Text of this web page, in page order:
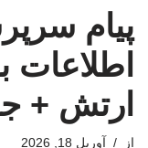
پیام
اطلاعات
ارتش +
از آوریل 18, 2026